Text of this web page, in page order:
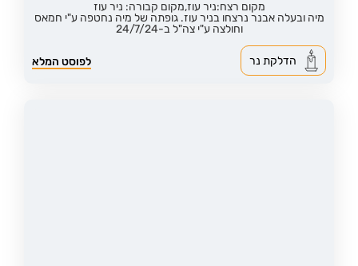
מקום רצח:ניר עוז,מקום קבורה: ניר עוז
מיה ובעלה אבנר נרצחו בניר עוז. גופתה של מיה נחטפה ע"י חמאס
וחולצה ע"י צה"ל ב-24/7/24
לפוסט המלא הדלקת נר